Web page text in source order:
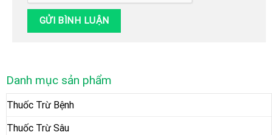
Danh mục sản phẩm
Thuốc Trừ Bệnh
Thuốc Trừ Sâu